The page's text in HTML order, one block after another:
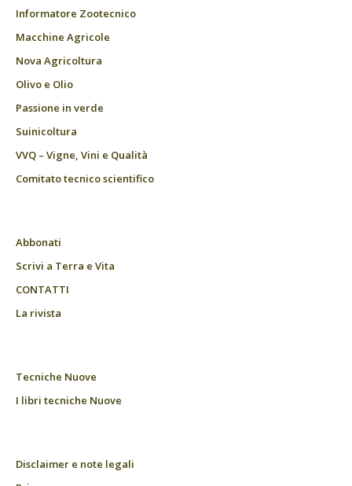
Informatore Zootecnico
Macchine Agricole
Nova Agricoltura
Olivo e Olio
Passione in verde
Suinicoltura
VVQ – Vigne, Vini e Qualità
Comitato tecnico scientifico
Abbonati
Scrivi a Terra e Vita
CONTATTI
La rivista
Tecniche Nuove
I libri tecniche Nuove
Disclaimer e note legali